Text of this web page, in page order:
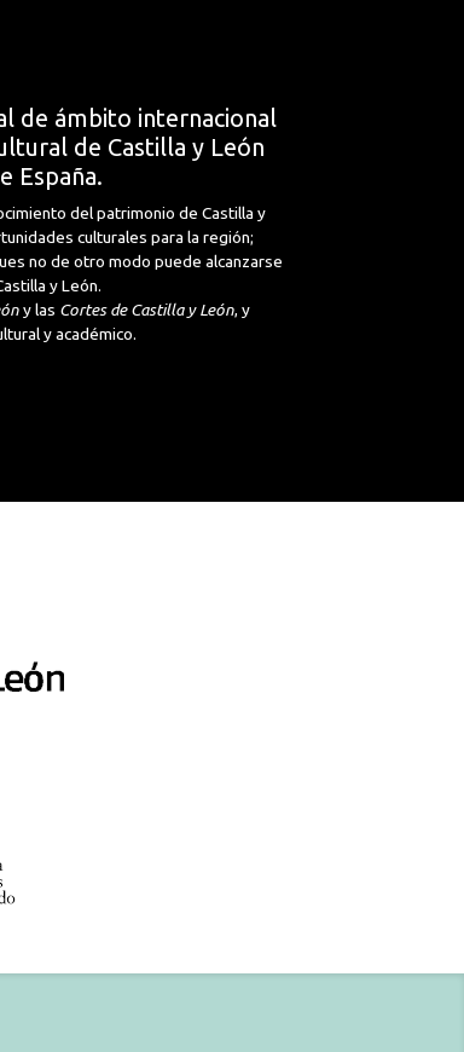
de ámbito internacional
de Castilla y León
España.
del patrimonio de Castilla y
culturales para la región;
no de otro modo puede alcanzarse
y León.
y las Cortes de Castilla y León, y
y académico.